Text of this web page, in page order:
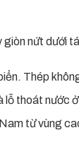
nứt
Thép
thoát
từ vùng